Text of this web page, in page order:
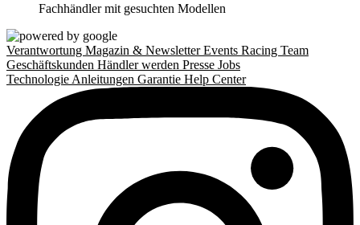
Fachhändler mit gesuchten Modellen
Verantwortung Magazin & NewsletterEvents Racing Team
Geschäftskunden Händler werden Presse Jobs
Technologie Anleitungen Garantie Help Center